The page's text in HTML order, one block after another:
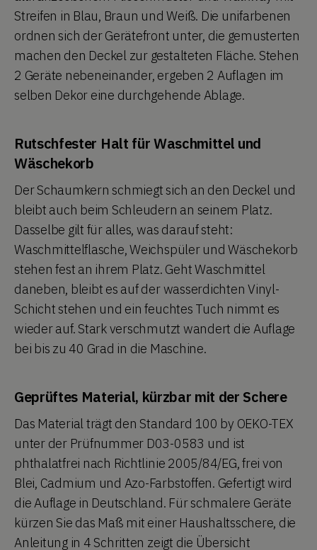
Streifen in Blau, Braun und Weiß. Die unifarbenen
ordnen sich der Gerätefront unter, die gemusterten
machen den Deckel zur gestalteten Fläche. Stehen
2 Geräte nebeneinander, ergeben 2 Auflagen im
selben Dekor eine durchgehende Ablage.
Rutschfester Halt für Waschmittel und
Wäschekorb
Der Schaumkern schmiegt sich an den Deckel und
bleibt auch beim Schleudern an seinem Platz.
Dasselbe gilt für alles, was darauf steht:
Waschmittelflasche, Weichspüler und Wäschekorb
stehen fest an ihrem Platz. Geht Waschmittel
daneben, bleibt es auf der wasserdichten Vinyl-
Schicht stehen und ein feuchtes Tuch nimmt es
wieder auf. Stark verschmutzt wandert die Auflage
bei bis zu 40 Grad in die Maschine.
Geprüftes Material, kürzbar mit der Schere
Das Material trägt den Standard 100 by OEKO-TEX
unter der Prüfnummer D03-0583 und ist
phthalatfrei nach Richtlinie 2005/84/EG, frei von
Blei, Cadmium und Azo-Farbstoffen. Gefertigt wird
die Auflage in Deutschland. Für schmalere Geräte
kürzen Sie das Maß mit einer Haushaltsschere, die
Anleitung in 4 Schritten zeigt die Übersicht